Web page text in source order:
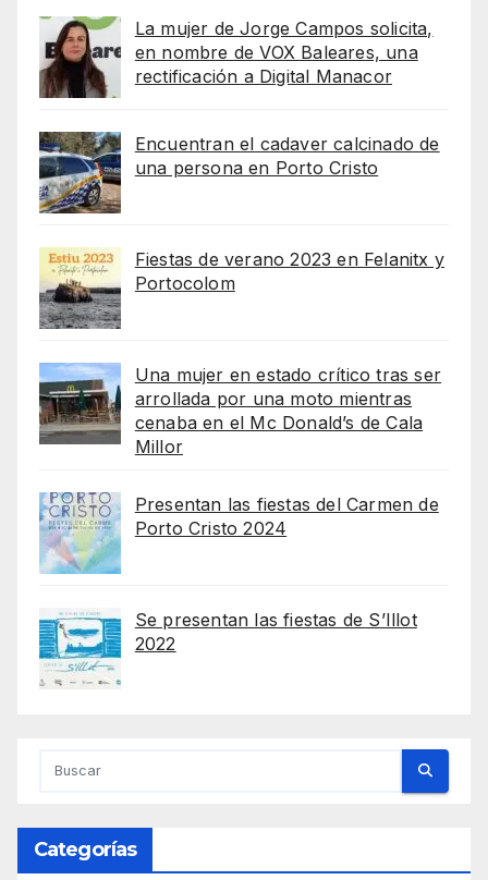
La mujer de Jorge Campos solicita,
en nombre de VOX Baleares, una
rectificación a Digital Manacor
Encuentran el cadaver calcinado de
una persona en Porto Cristo
Fiestas de verano 2023 en Felanitx y
Portocolom
Una mujer en estado crítico tras ser
arrollada por una moto mientras
cenaba en el Mc Donald’s de Cala
Millor
Presentan las fiestas del Carmen de
Porto Cristo 2024
Se presentan las fiestas de S’Illot
2022
Categorías